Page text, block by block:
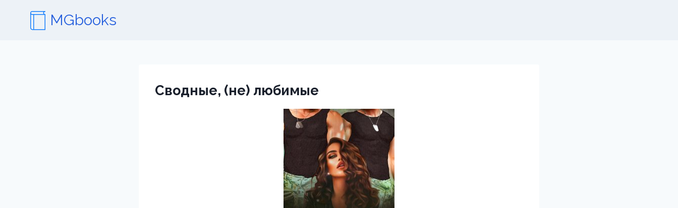
содержимому
MGbooks
Сводные, (не) любимые